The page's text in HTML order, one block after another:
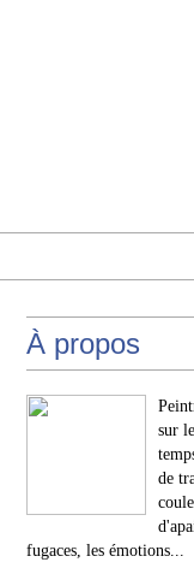
À propos
sur
de
fugaces, les émotions...